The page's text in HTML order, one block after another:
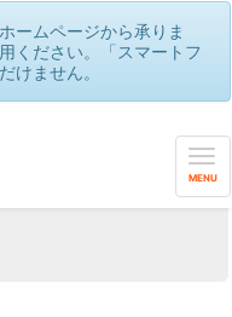
ームページから承りま
ください。「スマートフ
けません。
MENU